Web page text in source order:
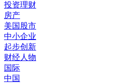
投资理财
房产
美国股市
中小企业
起步创新
财经人物
国际
中国